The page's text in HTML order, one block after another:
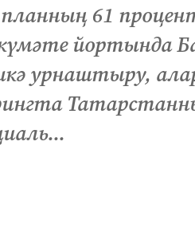
61
йортында
урнаштыру,